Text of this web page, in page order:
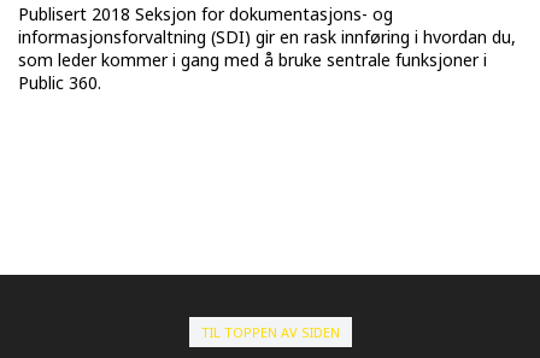
Publisert 2018 Seksjon for dokumentasjons- og
informasjonsforvaltning (SDI) gir en rask innføring i hvordan du,
som leder kommer i gang med å bruke sentrale funksjoner i
Public 360.
TIL TOPPEN AV SIDEN